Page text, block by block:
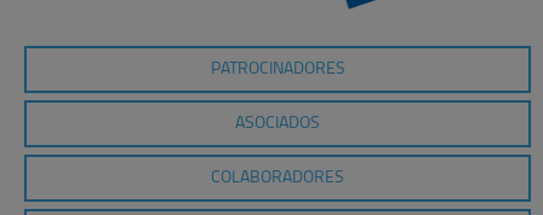
PATROCINADORES
ASOCIADOS
COLABORADORES